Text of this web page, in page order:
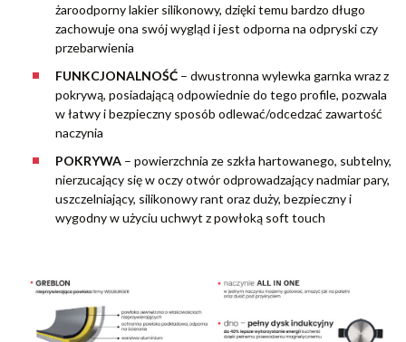
żaroodporny lakier silikonowy, dzięki temu bardzo długo
zachowuje ona swój wygląd i jest odporna na odpryski czy
przebarwienia
FUNKCJONALNOŚĆ – dwustronna wylewka garnka wraz z
pokrywą, posiadającą odpowiednie do tego profile, pozwala
w łatwy i bezpieczny sposób odlewać/odcedzać zawartość
naczynia
POKRYWA – powierzchnia ze szkła hartowanego, subtelny,
nierzucający się w oczy otwór odprowadzający nadmiar pary,
uszczelniający, silikonowy rant oraz duży, bezpieczny i
wygodny w użyciu uchwyt z powłoką soft touch